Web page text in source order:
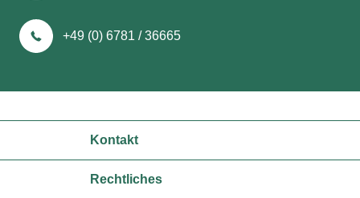
+49 (0) 6781 / 36665
Kontakt
Rechtliches